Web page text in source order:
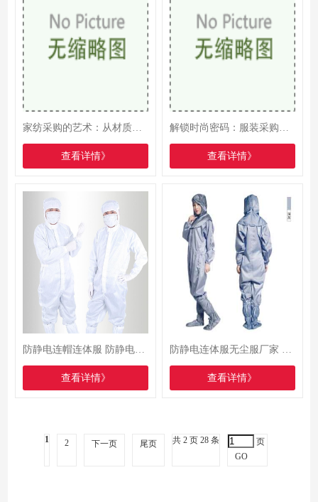
家纺采购的艺术：从材质到设计，打造温馨家居的秘诀
查看详情》
解锁时尚密码：服装采购的潮流洞察与实战策略
查看详情》
防静电连帽连体服 防静电服定做厂家
查看详情》
防静电连体服无尘服厂家 无尘车间洁净连体服定做
查看详情》
1 2 下一页 尾页 共 2 页 28 条
页
GO